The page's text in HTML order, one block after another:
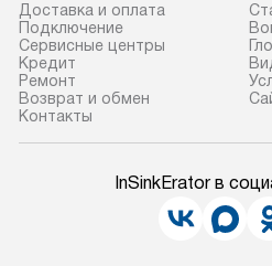
Доставка и оплата
Подключение
Сервисные центры
Кредит
Ремонт
Возврат и обмен
Контакты
InSinkErator в